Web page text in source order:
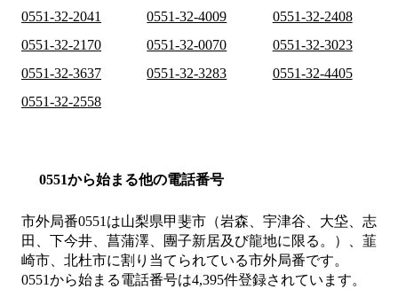
0551-32-2041
0551-32-4009
0551-32-2408
0551-32-2170
0551-32-0070
0551-32-3023
0551-32-3637
0551-32-3283
0551-32-4405
0551-32-2558
0551から始まる他の電話番号
市外局番0551 は山梨県甲斐市（岩森、宇津谷、大垈、志
田、下今井、菖蒲澤、團子新居及び龍地に限る。）、韮
崎市、北杜市に割り当てられている市外局番です。
0551から始まる電話番号は4,395件登録されています。